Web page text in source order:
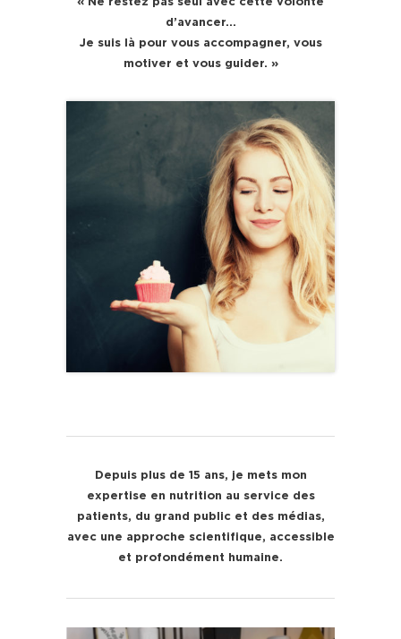
d’avancer…
Je suis là pour vous accompagner, vous
motiver et vous guider. »
Depuis plus de 15 ans, je mets mon
expertise en nutrition au service des
patients, du grand public et des médias,
avec une approche scientifique, accessible
et profondément humaine.